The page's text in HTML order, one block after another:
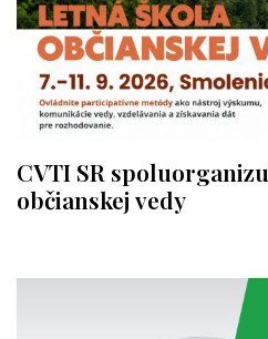
CVTI SR
občianskej vedy